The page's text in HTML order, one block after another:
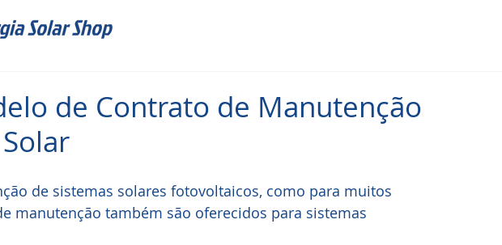
de Contrato de Manutenção
de sistemas solares fotovoltaicos, como para muitos
manutenção também são oferecidos para sistemas